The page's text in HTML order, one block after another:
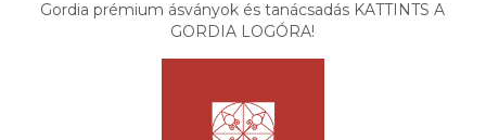
Gordia prémium ásványok és tanácsadás KATTINTS A
GORDIA LOGÓRA!